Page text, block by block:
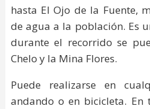
hasta El Ojo de la Fuente,
de agua a la población. Es
durante el recorrido se
Chelo y la Mina Flores.
Puede realizarse en
andando o en bicicleta.